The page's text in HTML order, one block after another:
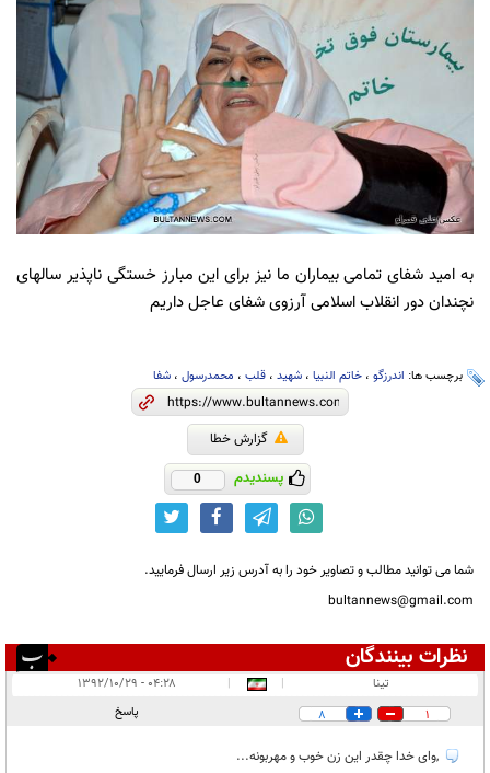
به امید شفای تمامی بیماران ما نیز برای این مبارز خستگی ناپذیر سالهای
نچندان دور انقلاب اسلامی آرزوی شفای عاجل داریم
برچسب ها: اندرزگو ، خاتم النبیا ، شهید ، قلب ، محمدرسول ، شفا
گزارش خطا
پسندیدم 0
شما می توانید مطالب و تصاویر خود را به آدرس زیر ارسال فرمایید.
bultannews@gmail.com
نظرات بینندگان
در انتظار بررسی:۱
تینا |
|
۰۴:۲۸ - ۱۳۹۲/۱۰/۲۹
1
8 پاسخ
,وای خدا چقدر این زن خوب و مهربونه...